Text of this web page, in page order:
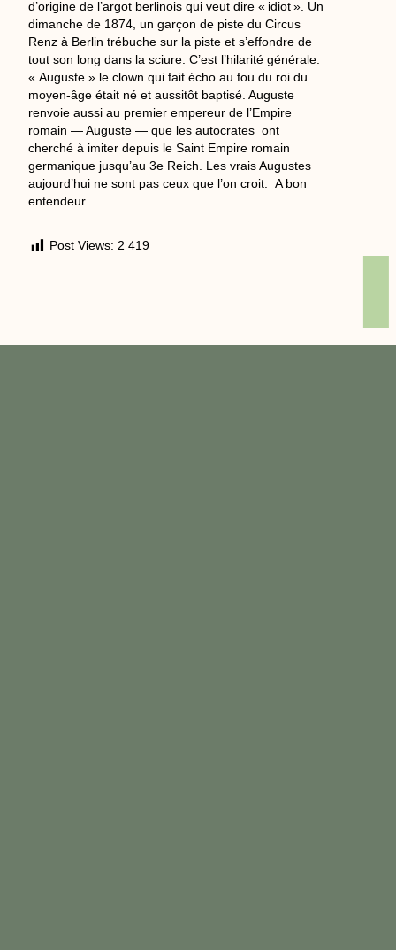
d’origine de l’argot berlinois qui veut dire « idiot ». Un
dimanche de 1874, un garçon de piste du Circus
Renz à Berlin trébuche sur la piste et s’effondre de
tout son long dans la sciure. C’est l’hilarité générale.
« Auguste » le clown qui fait écho au fou du roi du
moyen-âge était né et aussitôt baptisé. Auguste
renvoie aussi au premier empereur de l’Empire
romain — Auguste — que les autocrates ont
cherché à imiter depuis le Saint Empire romain
germanique jusqu’au 3e Reich. Les vrais Augustes
aujourd’hui ne sont pas ceux que l’on croit. A bon
entendeur.
Post Views: 2 419